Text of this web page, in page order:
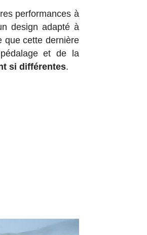
performances à
design adapté à
que cette dernière
et de la
si différentes.